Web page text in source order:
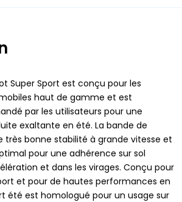
Super Sport est conçu pour les
haut de gamme et est
par les utilisateurs pour une
exaltante en été. La bande de
bonne stabilité à grande vitesse et
pour une adhérence sur sol
et dans les virages. Conçu pour
et pour de hautes performances en
été est homologué pour un usage sur